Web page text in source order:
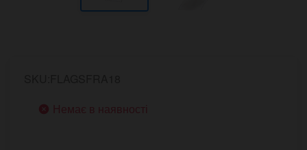
Немає в наявності